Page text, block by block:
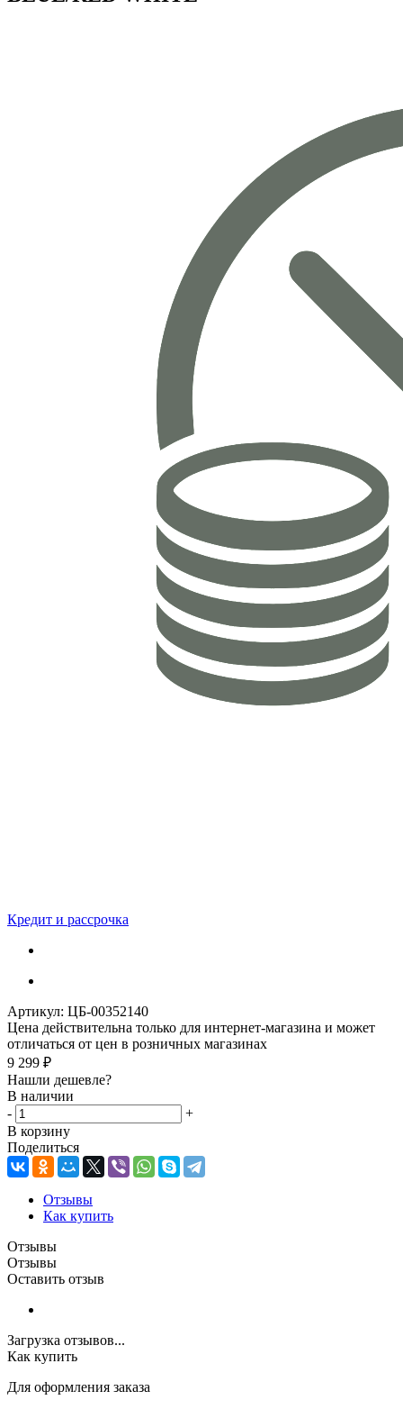
Кредит и рассрочка
Артикул: ЦБ-00352140
Цена действительна только для интернет-магазина и может
отличаться от цен в розничных магазинах
9 299 ₽
Нашли дешевле?
В наличии
-
+
В корзину
Поделиться
Отзывы
Как купить
Отзывы
Отзывы
Оставить отзыв
Загрузка отзывов...
Как купить
Для оформления заказа